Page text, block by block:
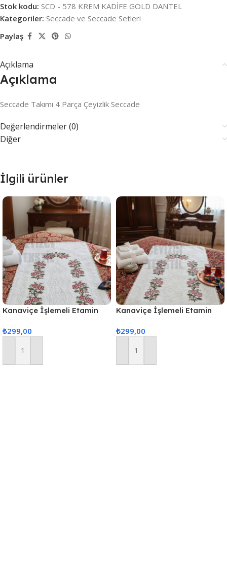
Stok kodu: SCD - 578 KREM KADİFE GOLD DANTEL
Kategoriler: Seccade ve Seccade Setleri
Paylaş
Açıklama
Açıklama
Seccade Takımı 4 Parça Çeyizlik Seccade
Değerlendirmeler (0)
Diğer
İlgili ürünler
Kanaviçe İşlemeli Etamin
₺299,00
Sepete Ekle
Kanaviçe İşlemeli Etamin
₺299,00
Sepete Ekle